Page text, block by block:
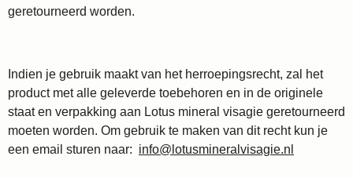
geretourneerd worden.
Indien je gebruik maakt van het herroepingsrecht, zal het
product met alle geleverde toebehoren en in de originele
staat en verpakking aan Lotus mineral visagie geretourneerd
moeten worden. Om gebruik te maken van dit recht kun je
een email sturen naar: info@lotusmineralvisagie.nl